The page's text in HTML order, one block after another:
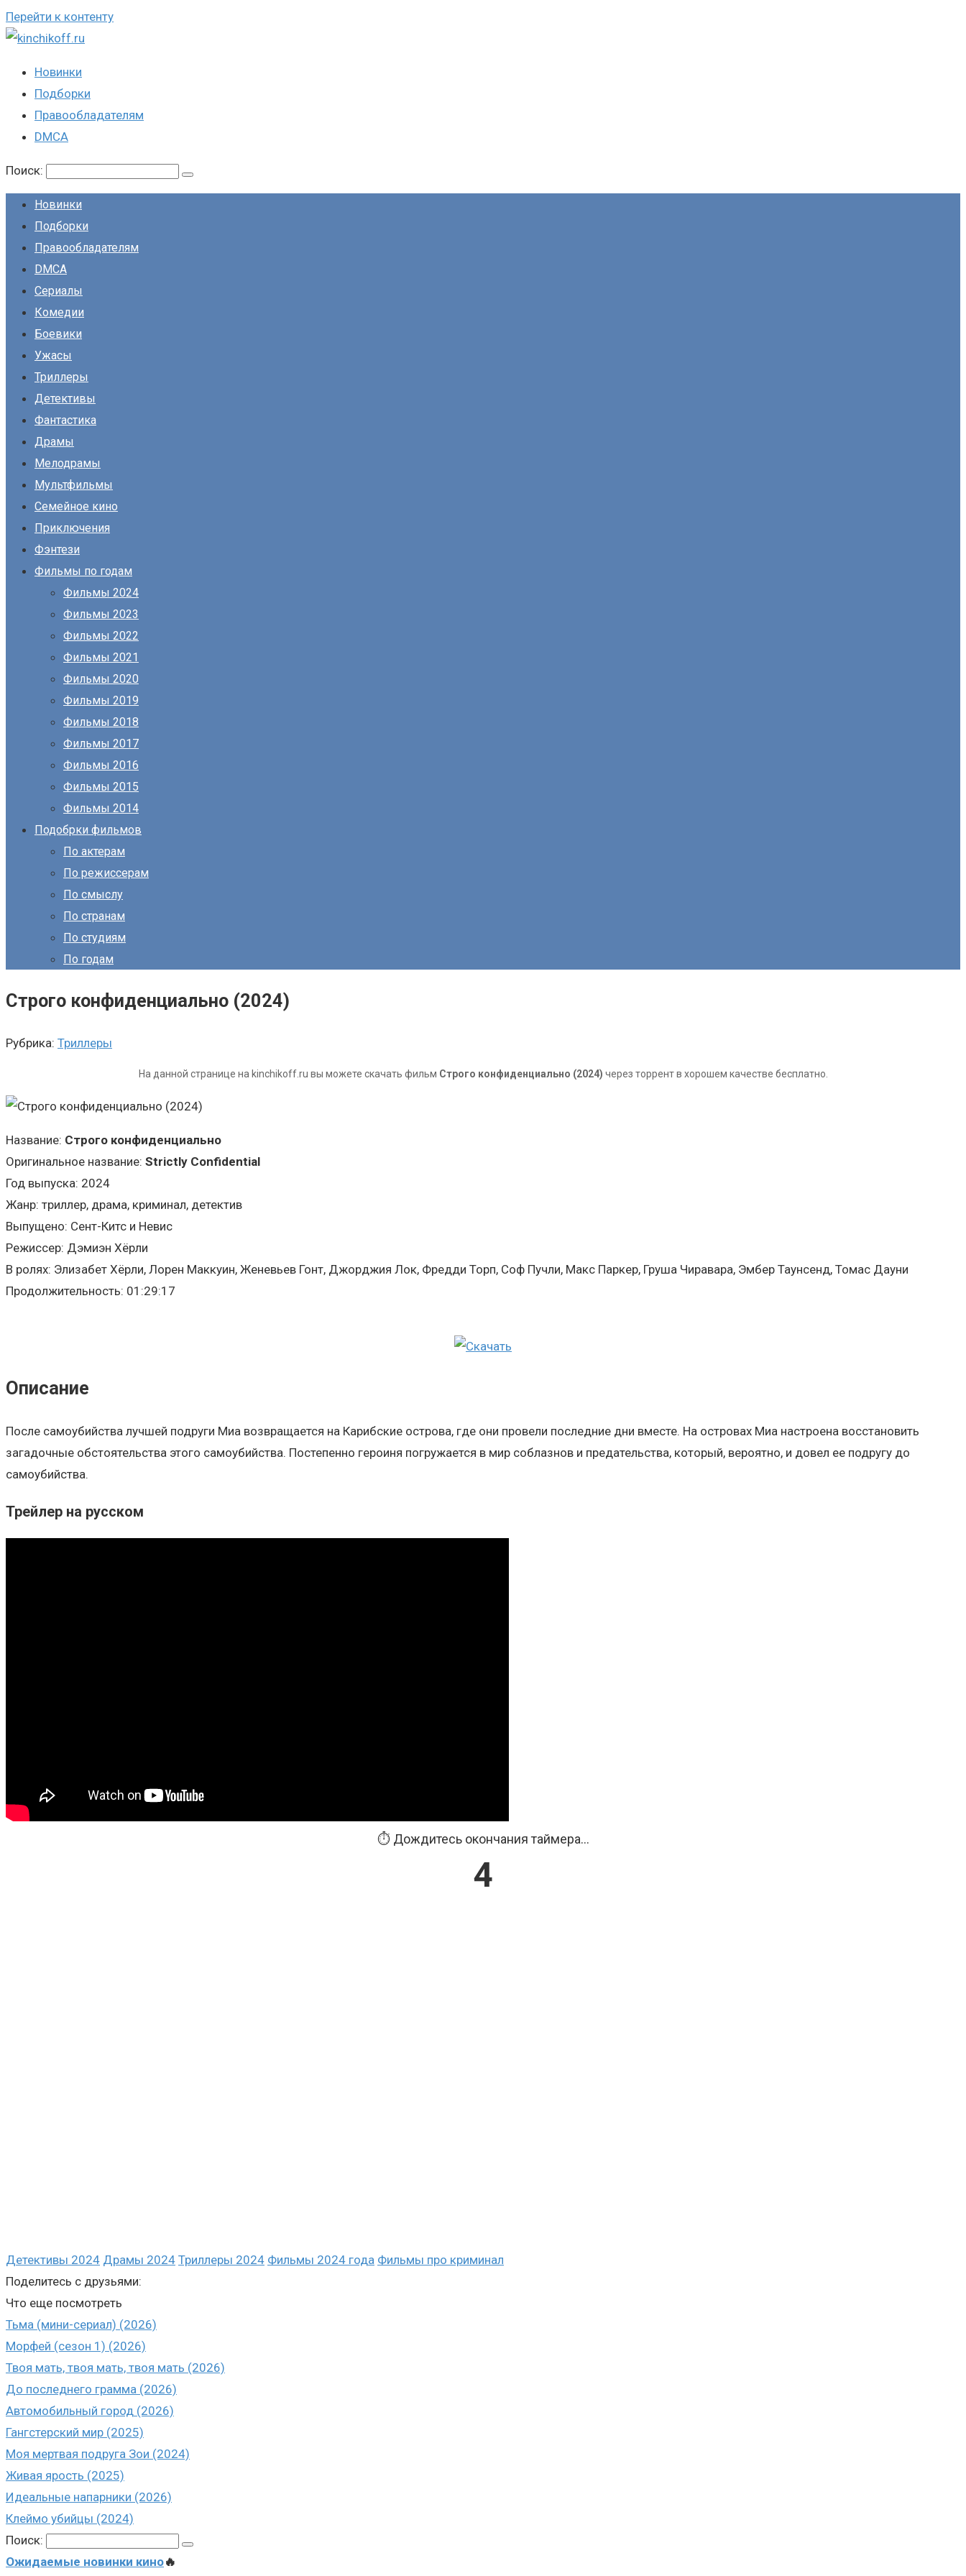
Перейти к контенту
Новинки
Подборки
Правообладателям
DMCA
Поиск:
Новинки
Подборки
Правообладателям
DMCA
Сериалы
Комедии
Боевики
Ужасы
Триллеры
Детективы
Фантастика
Драмы
Мелодрамы
Мультфильмы
Семейное кино
Приключения
Фэнтези
Фильмы по годам
Фильмы 2024
Фильмы 2023
Фильмы 2022
Фильмы 2021
Фильмы 2020
Фильмы 2019
Фильмы 2018
Фильмы 2017
Фильмы 2016
Фильмы 2015
Фильмы 2014
Подобрки фильмов
По актерам
По режиссерам
По смыслу
По странам
По студиям
По годам
Строго конфиденциально (2024)
Рубрика: Триллеры
На данной странице на kinchikoff.ru вы можете скачать фильм Строго конфиденциально (2024) через торрент в хорошем качестве бесплатно.
Название: Строго конфиденциально
Оригинальное название: Strictly Confidential
Год выпуска: 2024
Жанр: триллер, драма, криминал, детектив
Выпущено: Сент-Китс и Невис
Режиссер: Дэмиэн Хёрли
В ролях: Элизабет Хёрли, Лорен Маккуин, Женевьев Гонт, Джорджия Лок, Фредди Торп, Соф Пучли, Макс Паркер, Груша Чиравара, Эмбер Таунсенд, Томас Дауни
Продолжительность: 01:29:17
Описание
После самоубийства лучшей подруги Миа возвращается на Карибские острова, где они провели последние дни вместе. На островах Миа настроена восстановить
загадочные обстоятельства этого самоубийства. Постепенно героиня погружается в мир соблазнов и предательства, который, вероятно, и довел ее подругу до
самоубийства.
Трейлер на русском
⏱️ Дождитесь окончания таймера...
3
Детективы 2024 Драмы 2024 Триллеры 2024 Фильмы 2024 года Фильмы про криминал
Поделитесь с друзьями:
Что еще посмотреть
Тьма (мини-сериал) (2026)
Морфей (сезон 1) (2026)
Твоя мать, твоя мать, твоя мать (2026)
До последнего грамма (2026)
Автомобильный город (2026)
Гангстерский мир (2025)
Моя мертвая подруга Зои (2024)
Живая ярость (2025)
Идеальные напарники (2026)
Клеймо убийцы (2024)
Поиск:
Ожидаемые новинки кино🔥